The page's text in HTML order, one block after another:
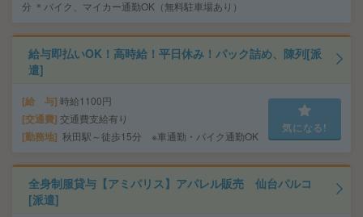
分 ＊バイク、マイカー通勤OK（無料駐車場あり）
給与即払いOK！高時給！平日休み！パック詰め、陳列[派
遣]
給 与 時給1100円
交通費 交通費支給有り
勤務地 秋田駅～徒歩15分 ※車通勤・バイク通勤OK
気になる!
全身制服貸与【アミパリス】アパレル販売 仙台パルコ
[派遣]